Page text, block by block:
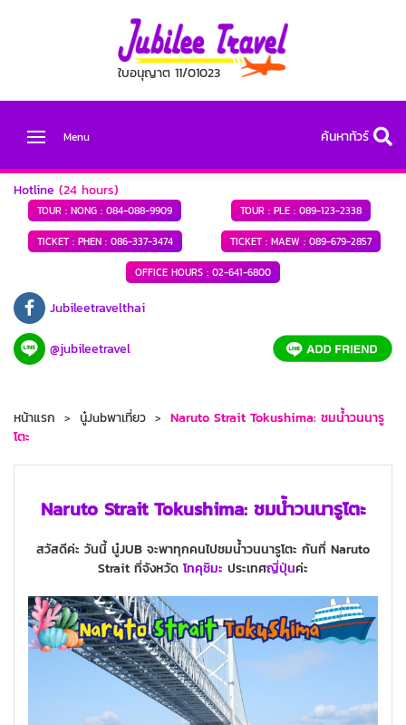
ใบอนุญาต 11/01023
Menu ค้นหาทัวร์
Hotline (24 hours)
TOUR : NONG : 084-088-9909 TOUR : PLE : 089-123-2338
TICKET : PHEN :086-337-3474 TICKET : MAEW : 089-679-2857
OFFICE HOURS : 02-641-6800
Jubileetravelthai
@jubileetravel
หน้าแรก นู๋Jubพาเที่ยว
Naruto Strait Tokushima: ชมน้ำวนนารู
โตะ
Naruto Strait Tokushima: ชมน้ำวนนารูโตะ
สวัสดีค่ะ วันนี้ นู๋JUB จะพาทุกคนไปชมน้ำวนนารูโตะ กันที่ Naruto
Strait ที่จังหวัดโทคุชิมะ ประเทศญี่ปุ่นค่ะ